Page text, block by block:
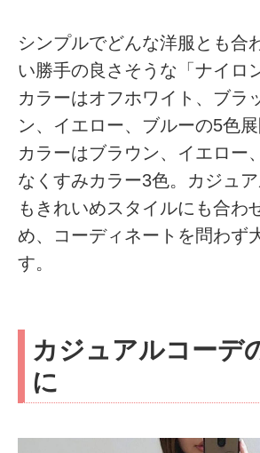
シンプルでどんな洋服とも合
い勝手の良さそうな「ナイロ
カラーはオフホワイト、ブラ
ン、イエロー、ブルーの5色
カラーはブラウン、イエロー
なくすみカラー3色。カジュ
もきれいめスタイルにも合わ
め、コーディネートを問わず
す。
カジュアルコーデ
に